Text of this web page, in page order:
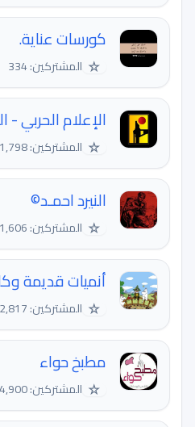
كورسات عناية.
☆ المشتركين: 334
الإعلام الحربي -
☆ المشتركين: 381,798
النيرد احمـد©️
☆ المشتركين: 1,606
أنميات قديمة
☆ المشتركين: 32,817
مطبخ حواء
☆ المشتركين: 34,900